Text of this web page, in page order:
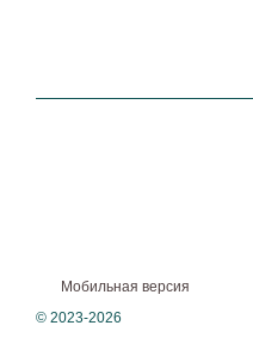
Мобильная версия
© 2023-2026